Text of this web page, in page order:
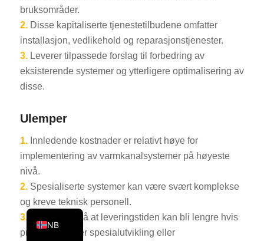
bruksområder.
2. Disse kapitaliserte tjenestetilbudene omfatter
installasjon, vedlikehold og reparasjonstjenester.
3. Leverer tilpassede forslag til forbedring av
eksisterende systemer og ytterligere optimalisering av
disse.
Ulemper
1. Innledende kostnader er relativt høye for
implementering av varmkanalsystemer på høyeste
nivå.
2. Spesialiserte systemer kan være svært komplekse
og kreve teknisk personell.
3. Det betyr også at leveringstiden kan bli lengre hvis
produktet krever spesialutvikling eller
NB
EN
IT
DE
RU
TR
ES
JA